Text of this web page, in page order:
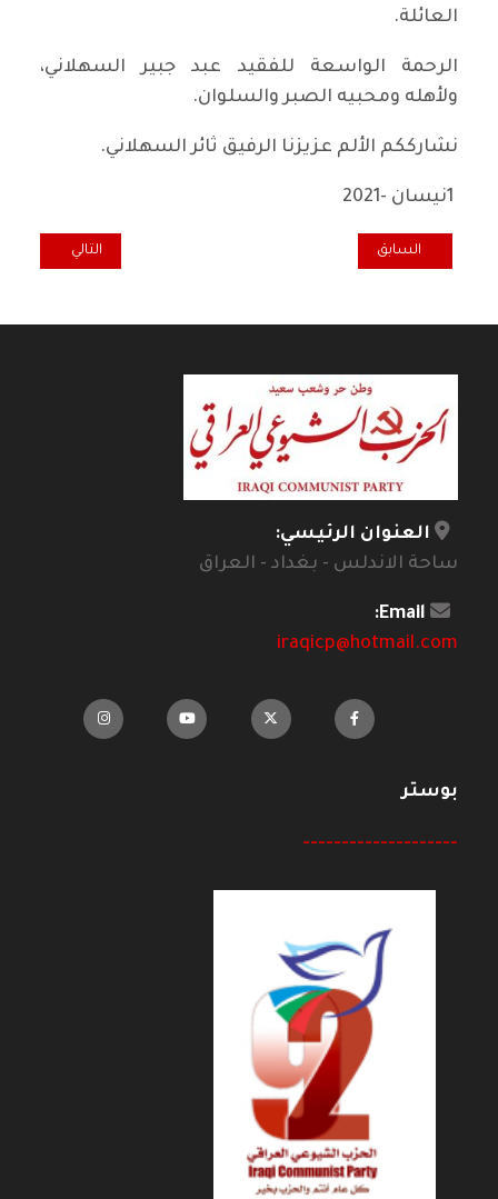
العائلة.
الرحمة الواسعة للفقيد عبد جبير السهلاني،
ولأهله ومحبيه الصبر والسلوان.
نشارككم الألم عزيزنا الرفيق ثائر السهلاني.
المقال السابق: تعاز ومواساة برحيل الرفيق سورود عادل مصري
السابق المقال التالي:
التالي
العنوان الرئيسي:
ساحة الاندلس - بغداد - العراق
Email:
iraqicp@hotmail.com
بوستر
--------------------